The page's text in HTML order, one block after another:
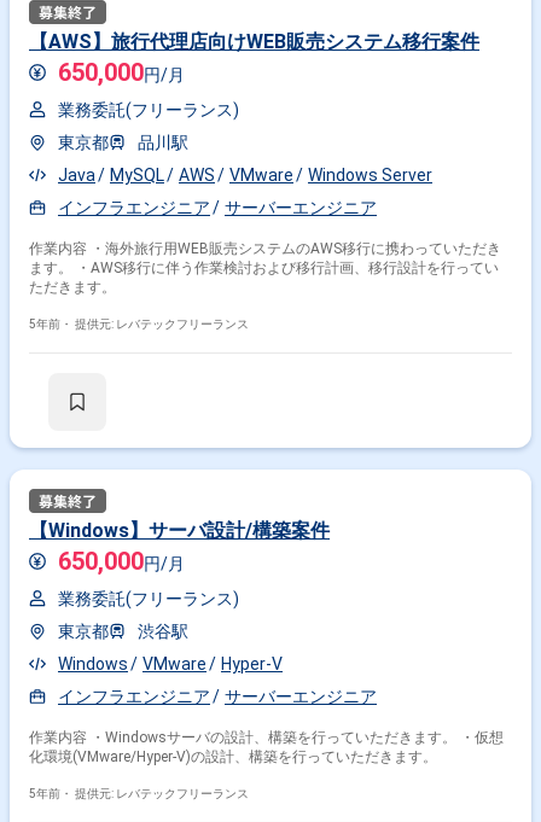
【AWS】旅行代理店向けWEB販売システム移行案件
650,000円/月
業務委託(フリーランス)
東京都
品川駅
Java
MySQL AWS VMware
Windows Server
インフラエンジニア
サーバーエンジニア
作業内容 ・海外旅行用WEB販売システムのAWS移行に携わっていただき
ます。 ・AWS移行に伴う作業検討および移行計画、移行設計を行ってい
ただきます。
5年前・ 提供元: レバテックフリーランス
【Windows】サーバ設計/構築案件
650,000円/月
業務委託(フリーランス)
東京都
渋谷駅
Windows
VMware
Hyper-V
インフラエンジニア
サーバーエンジニア
作業内容 ・Windowsサーバの設計、構築を行っていただきます。 ・仮想
化環境(VMware/Hyper-V)の設計、構築を行っていただきます。
5年前・ 提供元: レバテックフリーランス